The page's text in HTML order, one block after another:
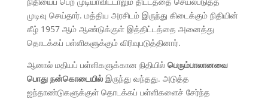
முடிவு செய்தார். மத்திய அரசிடம் இருந்து கிடைக்கும் நிதியின்
கீழ் 1957 ஆம் ஆண்டுக்குள் இத்திட்டத்தை அனைத்து
தொடக்கப் பள்ளிகளுக்கும் விரிவுபடுத்தினார்.
ஆனால் மதியப் பள்ளிகளுக்கான நிதியில் பெரும்பாலானவை
பொது நன்கொடையில்இருந்து வந்தது. அடுத்த
ஐந்தாண்டுகளுக்குள் தொடக்கப் பள்ளிகளைச் சேர்ந்த